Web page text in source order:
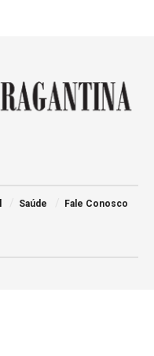
Saúde Fale Conosco